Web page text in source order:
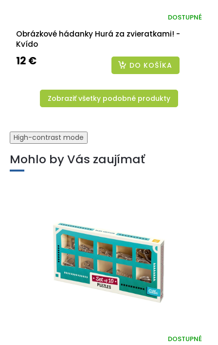
Obrázkové hádanky Hurá za zvieratkami! -
Kvído
DOSTUPNÉ
12 € DO KOŠÍKA
Zobraziť všetky podobné produkty
High-contrast mode
Mohlo by Vás zaujímať
DOSTUPNÉ